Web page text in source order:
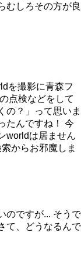
むしろその方が良
を撮影に青森フ
点検などをして
の？」って思いま
たんですね！ 今
worldは居ません
からお邪魔しま
のですが... そうで
て、どうなるんで